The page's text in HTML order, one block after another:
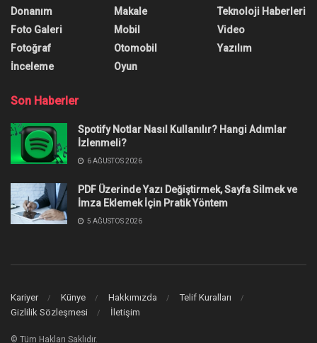
Donanım
Foto Galeri
Fotoğraf
İnceleme
Makale
Mobil
Otomobil
Oyun
Teknoloji Haberleri
Video
Yazılım
Son Haberler
Spotify Notlar Nasıl Kullanılır? Hangi Adımlar
İzlenmeli?
6 AĞUSTOS 2026
PDF Üzerinde Yazı Değiştirmek, Sayfa Silmek ve
İmza Eklemek İçin Pratik Yöntem
5 AĞUSTOS 2026
Kariyer Künye Hakkımızda
Telif Kuralları
Gizlilik Sözleşmesi
İletişim
© Tüm Hakları Saklıdır.